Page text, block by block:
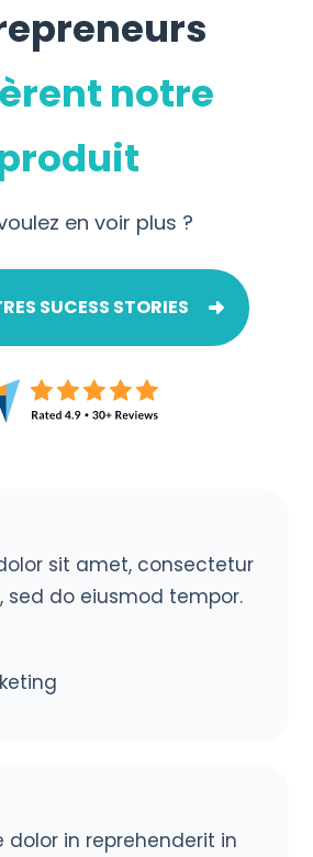
notre
en voir plus ?
SUCESS STORIES
sit amet, consectetur
sed do eiusmod tempor.
dolor in reprehenderit in